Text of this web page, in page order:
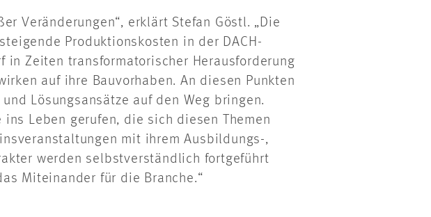
Veränderungen“, erklärt Stefan Göstl. „Die
Produktionskosten in der DACH-
in Zeiten transformatorischer Herausforderung
auf ihre Bauvorhaben. An diesen Punkten
Lösungsansätze auf den Weg bringen.
Leben gerufen, die sich diesen Themen
mit ihrem Ausbildungs-,
werden selbstverständlich fortgeführt
Miteinander für die Branche.“